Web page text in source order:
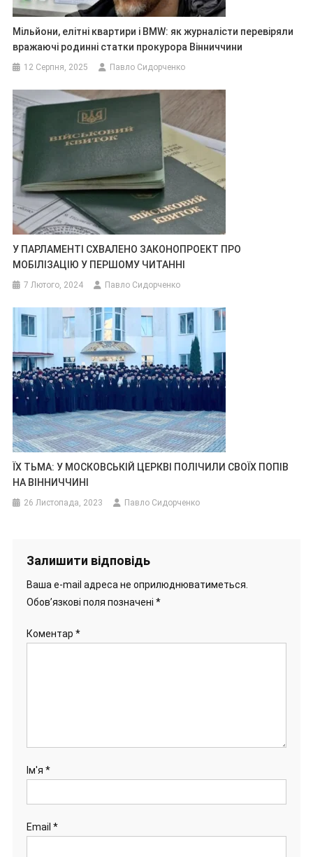
Мільйони, елітні квартири і BMW: як журналісти перевіряли
вражаючі родинні статки прокурора Вінниччини
12 Серпня, 2025 Павло Сидорченко
У ПАРЛАМЕНТІ СХВАЛЕНО ЗАКОНОПРОЕКТ ПРО
МОБІЛІЗАЦІЮ У ПЕРШОМУ ЧИТАННІ
7 Лютого, 2024 Павло Сидорченко
ЇХ ТЬМА: У МОСКОВСЬКІЙ ЦЕРКВІ ПОЛІЧИЛИ СВОЇХ ПОПІВ
НА ВІННИЧЧИНІ
26 Листопада, 2023 Павло Сидорченко
Залишити відповідь
Ваша e-mail адреса не оприлюднюватиметься.
Обов’язкові поля позначені *
Коментар *
Ім'я *
Email *